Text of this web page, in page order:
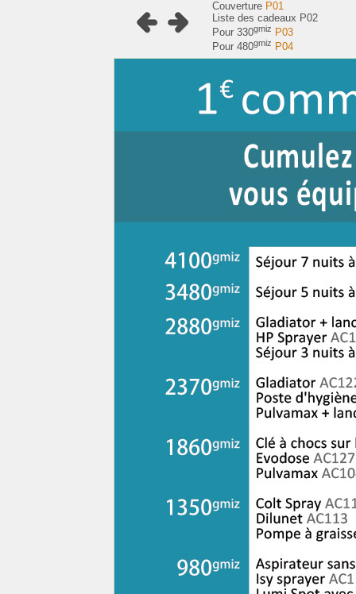
Couverture P01
Liste des cadeaux P02
Pour 330gmiz P03
Pour 480gmiz P04